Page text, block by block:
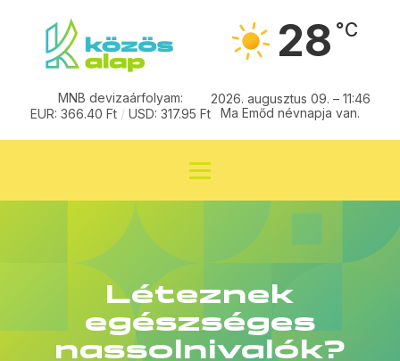
MNB devizaárfolyam:
EUR: 366.40 Ft / USD: 317.95 Ft
2026. augusztus 09. – 11:46
Ma Emőd névnapja van.
28 °C
Léteznek
egészséges
nassolnivalók?